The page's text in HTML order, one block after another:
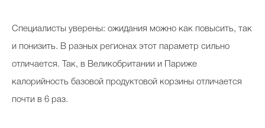
Специалисты уверены: ожидания можно как повысить, так
и понизить. В разных регионах этот параметр сильно
отличается. Так, в Великобритании и Париже
калорийность базовой продуктовой корзины отличается
почти в 6 раз.